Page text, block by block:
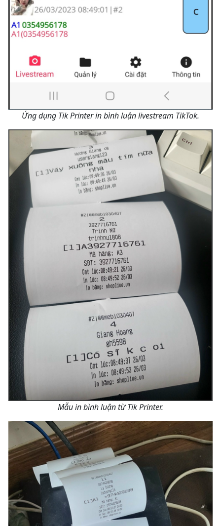
Ứng dụng Tik Printer in bình luận livestream TikTok.
Mẫu in bình luận từ Tik Printer.